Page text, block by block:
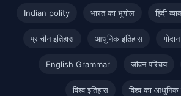
Indian polity भारत का भूगोल हिंदी
प्राचीन इतिहास आधुनिक इतिहास
English Grammar जीवन परिचय
विश्व इतिहास विश्व का आधुनिक